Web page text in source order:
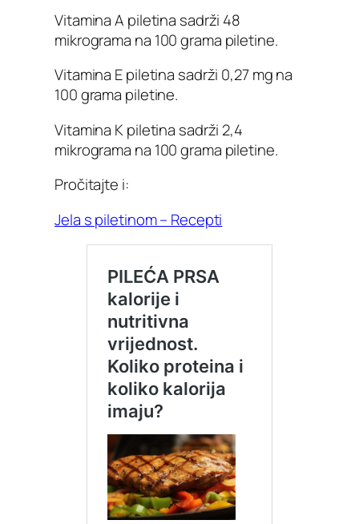
Vitamina A piletina sadrži 48
mikrograma na 100 grama piletine.
Vitamina E piletina sadrži 0,27 mg na
100 grama piletine.
Vitamina K piletina sadrži 2,4
mikrograma na 100 grama piletine.
Pročitajte i:
Jela s piletinom – Recepti